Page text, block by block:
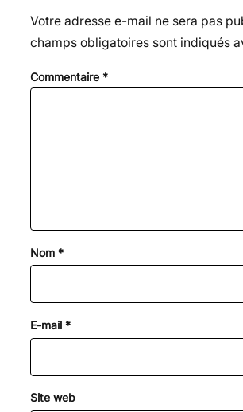
Votre adresse e-mail ne sera pas
champs obligatoires sont indiqués
Commentaire *
Nom *
E-mail *
Site web